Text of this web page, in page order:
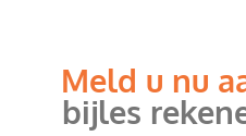
Meld u nu
bijles